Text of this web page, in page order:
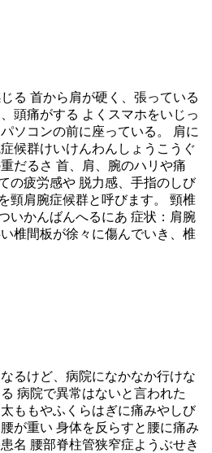
る 首から肩が硬く、張っている
頭痛がする よくスマホをいじっ
ソコンの前に座っている。 肩に
候群けいけんわんしょうこうぐ
だるさ 首、肩、腕のハリや痛
の疲労感や 脱力感、手指のしび
頸肩腕症候群と呼びます。 頸椎
いかんばんへるにあ 症状：肩腕
椎間板が徐々に傷んでいき、椎
るけど、病院になかなか行けな
病院で異常はないと言われた
ももやふくらはぎに痛みやしび
が重い 身体を反らすと腰に痛み
名 腰部脊柱管狭窄症ようぶせき